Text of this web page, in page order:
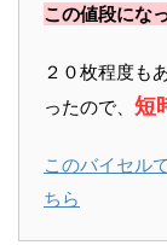
この値段にな
２０枚程度も
ったので、 短
このバイセル
ちら